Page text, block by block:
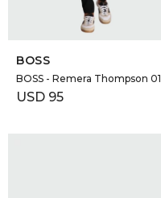
SELECCIONAR TALLE
BOSS
BOSS - Remera Thompson 01
USD 95